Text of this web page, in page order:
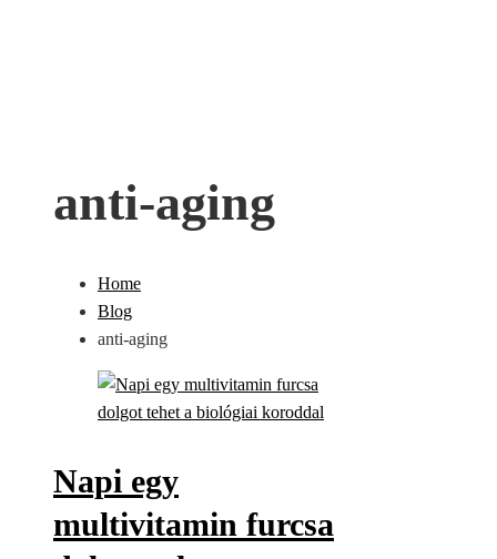
anti-aging
Home
Blog
anti-aging
Napi egy
multivitamin furcsa